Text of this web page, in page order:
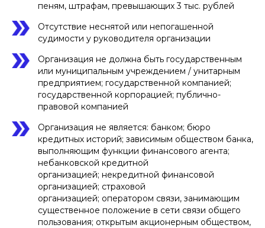
пеням, штрафам, превышающих 3 тыс. рублей
Отсутствие неснятой или непогашенной
судимости у руководителя организации
Организация не должна быть государственным
или муниципальным учреждением / унитарным
предприятием; государственной компанией;
государственной корпорацией; публично-
правовой компанией
Организация не является: банком; бюро
кредитных историй; зависимым обществом банка,
выполняющим функции финансового агента;
небанковской кредитной
организацией; некредитной финансовой
организацией; страховой
организацией; оператором связи, занимающим
существенное положение в сети связи общего
пользования; открытым акционерным обществом,